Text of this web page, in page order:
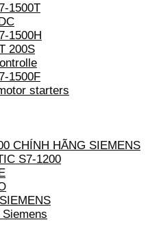
1500T
1500H
200S
1500F
starters
CHÍNH HÃNG SIEMENS
S7-1200